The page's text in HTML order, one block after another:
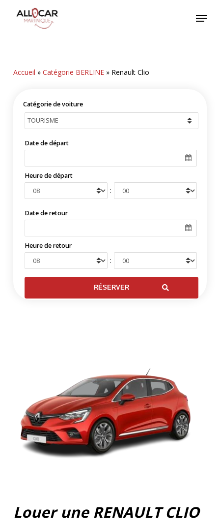
Menu
Accueil » Catégorie BERLINE» Renault Clio
Catégorie de voiture
Date de départ
Heure de départ
:
Date de retour
Heure de retour
:
Louer une RENAULT CLIO